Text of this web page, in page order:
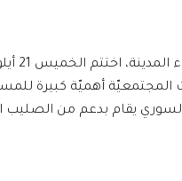
ضمن سلسلة
النهائي، هذا وتمثّل الدورات المجتمعيّة
يقام بدعم من الصليب